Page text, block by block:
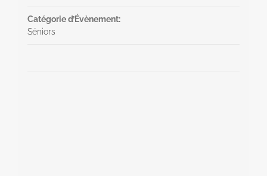
Catégorie d’Évènement:
Séniors